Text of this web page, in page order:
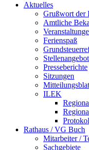
Aktuelles
Grußwort der
Amtliche
Ferienspaß
Presseberichte
Sitzungen
ILEK
Rathaus / VG Buch
Mitarbeiter /
Sachgebiete